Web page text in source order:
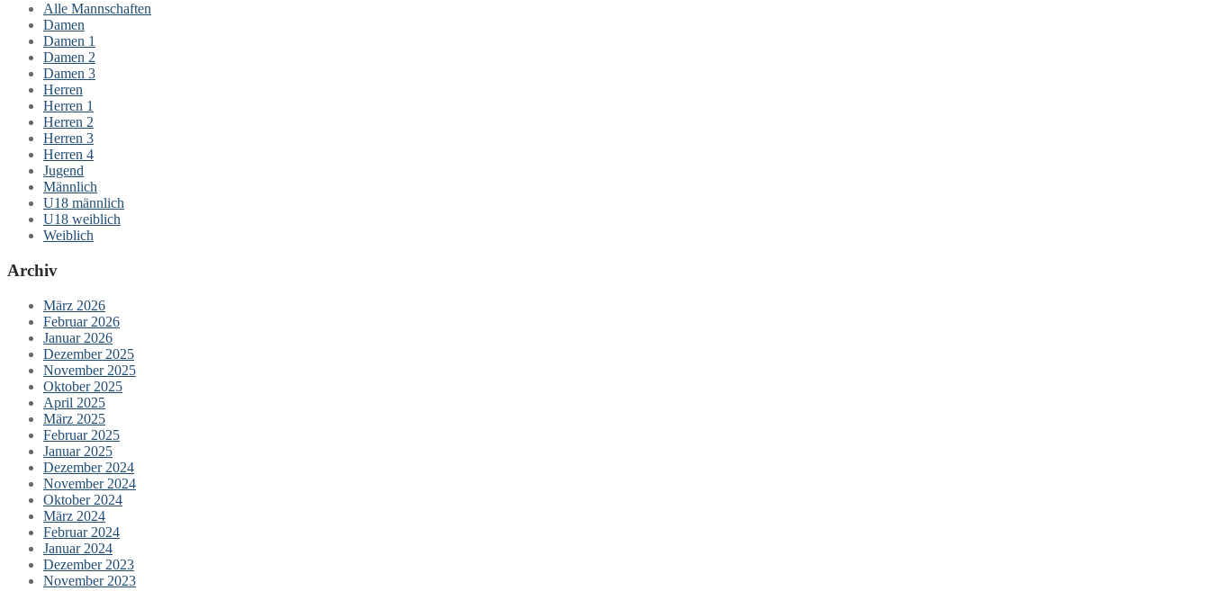
Alle Mannschaften
Damen
Damen 1
Damen 2
Damen 3
Herren
Herren 1
Herren 2
Herren 3
Herren 4
Jugend
Männlich
U18 männlich
U18 weiblich
Weiblich
Archiv
März 2026
Februar 2026
Januar 2026
Dezember 2025
November 2025
Oktober 2025
April 2025
März 2025
Februar 2025
Januar 2025
Dezember 2024
November 2024
Oktober 2024
März 2024
Februar 2024
Januar 2024
Dezember 2023
November 2023